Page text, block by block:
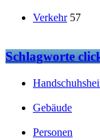
Verkehr 57
Schlagworte
Gebäude
Personen